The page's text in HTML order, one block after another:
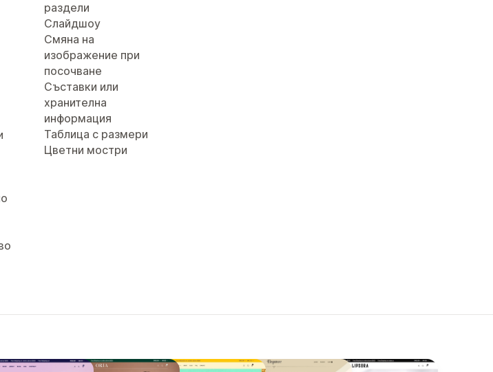
раздели
Слайдшоу
Смяна на
изображение при
посочване
Съставки или
хранителна
информация
Таблица с размери
Цветни мостри